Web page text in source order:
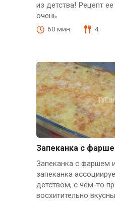
из детства! Рецепт
очень
60 мин. 4
Запеканка с
Запеканка с фаршем
запеканка
детством, с чем-то
восхитительно